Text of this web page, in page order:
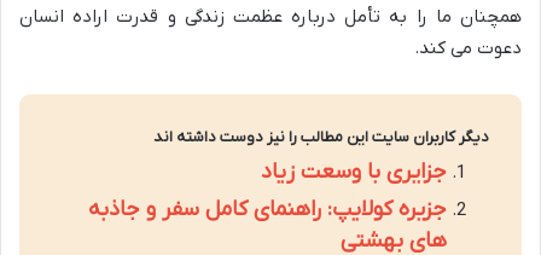
همچنان ما را به تأمل درباره عظمت زندگی و قدرت اراده انسان
دعوت می کند.
دیگر کاربران سایت این مطالب را نیز دوست داشته اند
جزایری با وسعت زیاد
جزیره کولایپ: راهنمای کامل سفر و جاذبه
های بهشتی